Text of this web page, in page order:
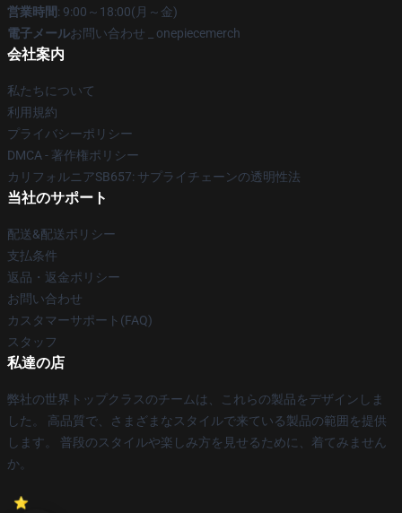
営業時間: 9:00～18:00(月～金)
電子メールお問い合わせ _ onepiecemerch
会社案内
私たちについて
利用規約
プライバシーポリシー
DMCA - 著作権ポリシー
カリフォルニアSB657: サプライチェーンの透明性法
当社のサポート
配送&配送ポリシー
支払条件
返品・返金ポリシー
お問い合わせ
カスタマーサポート(FAQ)
スタッフ
私達の店
弊社の世界トップクラスのチームは、これらの製品をデザインしま
した。 高品質で、さまざまなスタイルで来ている製品の範囲を提供
します。 普段のスタイルや楽しみ方を見せるために、着てみません
か。